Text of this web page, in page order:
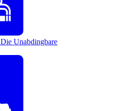
Die Unabdingbare